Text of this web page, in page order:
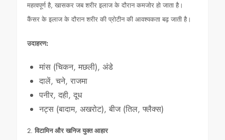
महत्वपूर्ण है, खासकर जब शरीर इलाज के दौरान कमजोर हो जाता है।
कैंसर के इलाज के दौरान शरीर की प्रोटीन की आवश्यकता बढ़ जाती है।
उदाहरण:
मांस (चिकन, मछली), अंडे
दालें, चने, राजमा
पनीर, दही, दूध
नट्स (बादाम, अखरोट), बीज (तिल, फ्लैक्स)
2. विटामिन और खनिज युक्त आहार